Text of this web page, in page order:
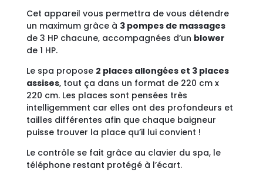
Cet appareil vous permettra de vous détendre
un maximum grâce à 3 pompes de massages
de 3 HP chacune, accompagnées d’un blower
de 1 HP.
Le spa propose 2 places allongées et 3 places
assises, tout ça dans un format de 220 cm x
220 cm. Les places sont pensées très
intelligemment car elles ont des profondeurs et
tailles différentes afin que chaque baigneur
puisse trouver la place qu’il lui convient !
Le contrôle se fait grâce au clavier du spa, le
téléphone restant protégé à l’écart.